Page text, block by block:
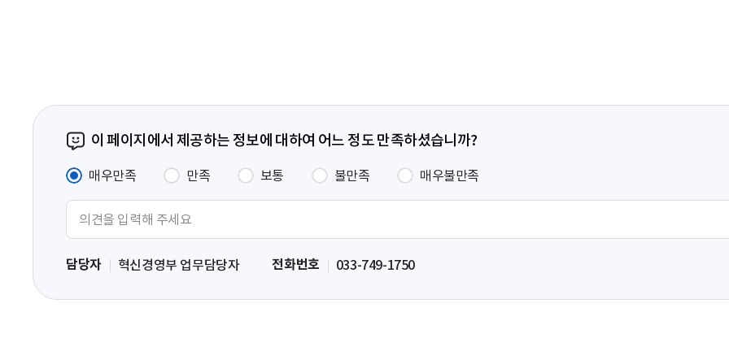
이 페이지에서 제공하는 정보에 대하여 어느 정도 만족하셨습니까?
매우만족 만족 보통 불만족 매우불만족
력
담당자 혁신경영부 업무담당자 전화번호 033-749-1750